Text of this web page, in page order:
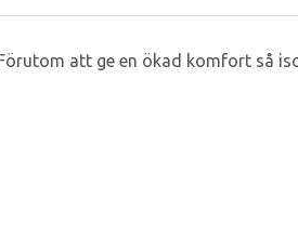
att ge en ökad komfort så